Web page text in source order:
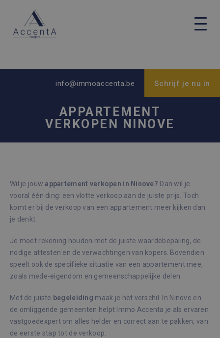
info@immoaccenta.be Schrijf je nu in
APPARTEMENT
VERKOPEN NINOVE
Wil je jouwappartement verkopen in Ninove? Dan wil je
vooral één ding: een vlotte verkoop aan de juiste prijs. Toch
komt er bij de verkoop van een appartement meer kijken dan
je denkt.
Je moet rekening houden met de juiste waardebepaling, de
nodige attesten en de verwachtingen van kopers. Bovendien
speelt ook de specifieke situatie van een appartement mee,
zoals mede-eigendom en gemeenschappelijke delen.
Met de juiste begeleiding maak je het verschil. In Ninove en
de omliggende gemeenten helpt Immo Accenta je als ervaren
vastgoedexpert om alles helder en correct aan te pakken, van
de eerste stap tot de verkoop.